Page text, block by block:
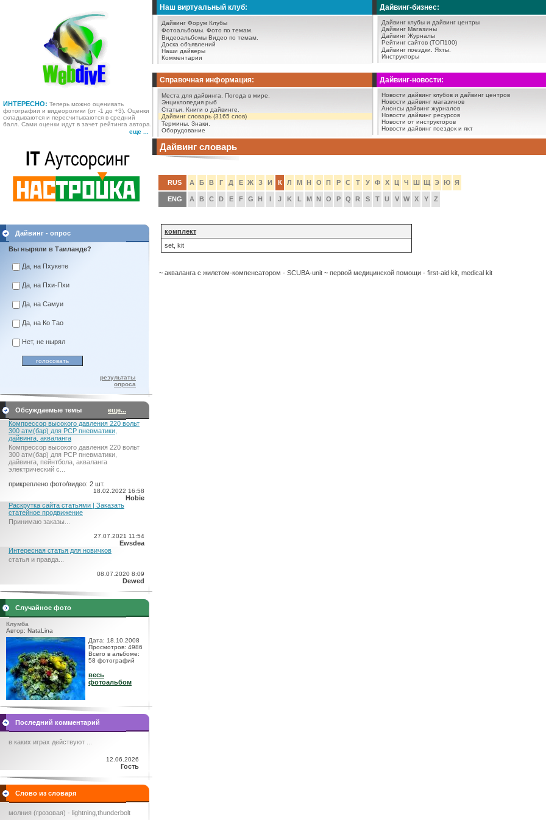
ИНТЕРЕСНО: Теперь можно оценивать
фотографии и видеоролики (от -1 до +3). Оценки
складываются и пересчитываются в средний
балл. Сами оценки идут в зачет рейтинга автора.
еще ...
Наш виртуальный клуб:
Дайвинг Форум Клубы
Фотоальбомы. Фото по темам.
Видеоальбомы Видео по темам.
Доска объявлений
Наши дайверы
Комментарии
Дайвинг-бизнес:
Дайвинг клубы и дайвинг центры
Дайвинг Магазины
Дайвинг Журналы
Рейтинг сайтов (ТОП100)
Дайвинг поездки.
Яхты.
Инструкторы
Справочная информация:
Места для дайвинга.
Погода в мире.
Энциклопедия рыб
Статьи.
Книги о дайвинге.
Дайвинг словарь (3165 слов)
Термины. Знаки.
Оборудование
Дайвинг-новости:
Новости дайвинг клубов и дайвинг центров
Новости дайвинг магазинов
Анонсы дайвинг журналов
Новости дайвинг ресурсов
Новости от инструкторов
Новости дайвинг поездок и яхт
Дайвинг - опрос
Вы ныряли в Таиланде?
Да, на Пхукете
Да, на Пхи-Пхи
Да, на Самуи
Да, на Ко Тао
Нет, не нырял
результаты
опроса
Обсуждаемые темы
еще...
Компрессор высокого давления 220 вольт
300 атм(бар) для PCP пневматики,
дайвинга, акваланга
Компрессор высокого давления 220 вольт
300 атм(бар) для PCP пневматики,
дайвинга, пейнтбола, акваланга
электрический c...
прикреплено фото/видео: 2 шт.
18.02.2022 16:58
Hobie
Раскрутка сайта статьями | Заказать
статейное продвижение
Принимаю заказы...
27.07.2021 11:54
Ewsdea
Интересная статья для новичков
статья и правда...
08.07.2020 8:09
Dewed
Случайное фото
Клумба
Автор: NataLina
Дата: 18.10.2008
Просмотров: 4986
Всего в альбоме:
58 фотографий
весь
фотоальбом
Последний комментарий
в каких играх действуют ...
12.06.2026
Гость
Слово из словаря
молния (грозовая) - lightning,thunderbolt
Дайвинг словарь
RUS А Б В Г Д Е Ж З И К Л М Н О П Р С Т У Ф Х Ц Ч Ш Щ Э Ю Я
ENG A B C D E F G H I J K L M N O P Q R S T U V W X Y Z
комплект
set, kit
~ акваланга с жилетом-компенсатором - SCUBA-unit ~ первой медицинской помощи - first-aid kit, medical kit